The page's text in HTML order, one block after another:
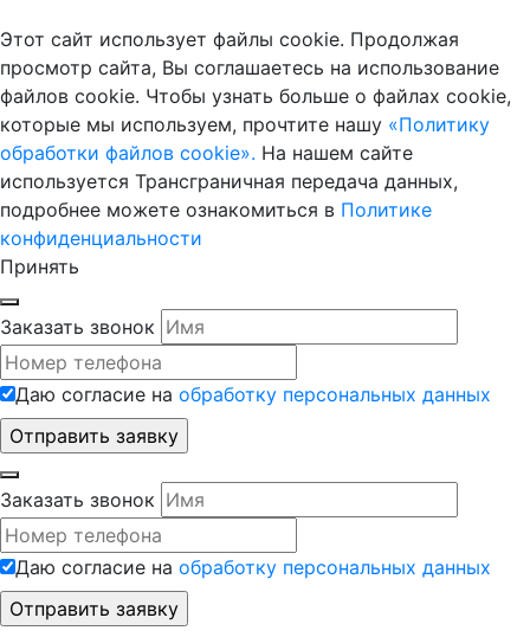
Этот сайт использует файлы cookie. Продолжая
просмотр сайта, Вы соглашаетесь на использование
файлов cookie. Чтобы узнать больше о файлах cookie,
которые мы используем, прочтите нашу «Политику
обработки файлов cookie». На нашем сайте
используется Трансграничная передача данных,
подробнее можете ознакомиться в Политике
конфиденциальности
Принять
Заказать звонок
Даю согласие на обработку персональных данных
Заказать звонок
Даю согласие на обработку персональных данных